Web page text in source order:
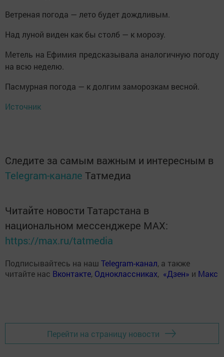
Ветреная погода — лето будет дождливым.
Над луной виден как бы столб — к морозу.
Метель на Ефимия предсказывала аналогичную погоду
на всю неделю.
Пасмурная погода — к долгим заморозкам весной.
Источник
Следите за самым важным и интересным в
Telegram-канале Татмедиа
Читайте новости Татарстана в
национальном мессенджере MАХ:
https://max.ru/tatmedia
Подписывайтесь на наш Telegram-канал, а также
читайте нас Вконтакте, Одноклассниках, «Дзен» и Макс
Перейти на страницу новости